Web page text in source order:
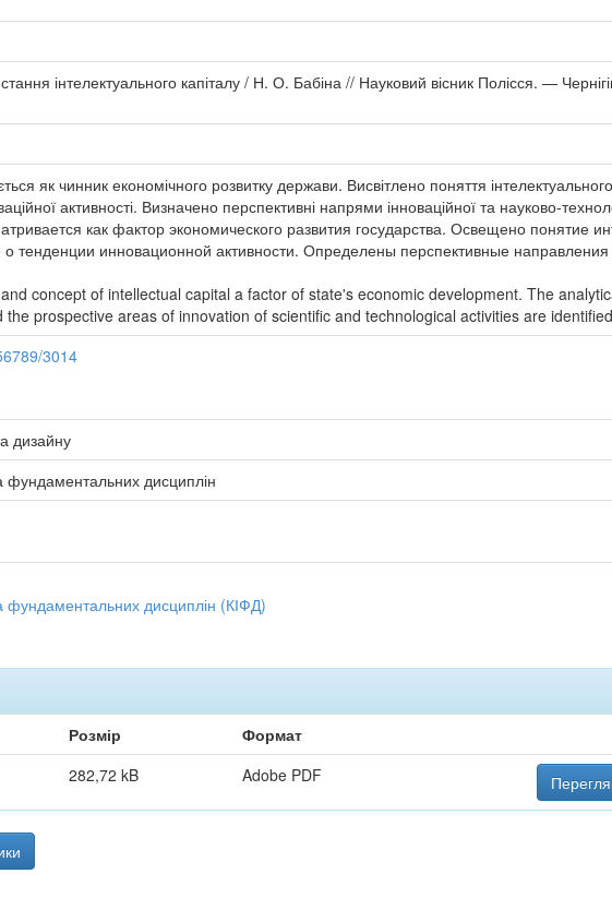
інтелектуального капіталу / Н. О. Бабіна // Науковий вісник Полісся. —
як чинник економічного розвитку держави. Висвітлено поняття
активності. Визначено перспективні напрями інноваційної та науково-
как фактор экономического развития государства. Освещено понятие
тенденции инновационной активности. Определены перспективные
concept of intellectual capital a factor of state's economic development. The
prospective areas of innovation of scientific and technological activities are
3014
дизайну
фундаментальних дисциплін
фундаментальних дисциплін (КІФД)
Розмір
Формат
282,72 kB Adobe PDF